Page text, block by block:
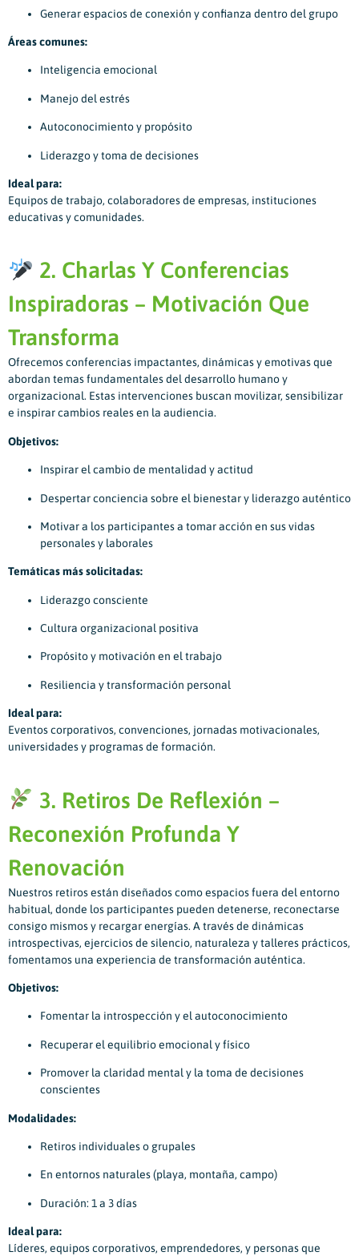
Generar espacios de conexión y confianza dentro del grupo
Áreas comunes:
Inteligencia emocional
Manejo del estrés
Autoconocimiento y propósito
Liderazgo y toma de decisiones
Ideal para:
Equipos de trabajo, colaboradores de empresas, instituciones
educativas y comunidades.
2. Charlas Y Conferencias
Inspiradoras – Motivación Que
Transforma
Ofrecemos conferencias impactantes, dinámicas y emotivas que
abordan temas fundamentales del desarrollo humano y
organizacional. Estas intervenciones buscan movilizar, sensibilizar
e inspirar cambios reales en la audiencia.
Objetivos:
Inspirar el cambio de mentalidad y actitud
Despertar conciencia sobre el bienestar y liderazgo auténtico
Motivar a los participantes a tomar acción en sus vidas
personales y laborales
Temáticas más solicitadas:
Liderazgo consciente
Cultura organizacional positiva
Propósito y motivación en el trabajo
Resiliencia y transformación personal
Ideal para:
Eventos corporativos, convenciones, jornadas motivacionales,
universidades y programas de formación.
3. Retiros De Reflexión –
Reconexión Profunda Y
Renovación
Nuestros retiros están diseñados como espacios fuera del entorno
habitual, donde los participantes pueden detenerse, reconectarse
consigo mismos y recargar energías. A través de dinámicas
introspectivas, ejercicios de silencio, naturaleza y talleres prácticos,
fomentamos una experiencia de transformación auténtica.
Objetivos:
Fomentar la introspección y el autoconocimiento
Recuperar el equilibrio emocional y físico
Promover la claridad mental y la toma de decisiones
conscientes
Modalidades:
Retiros individuales o grupales
En entornos naturales (playa, montaña, campo)
Duración: 1 a 3 días
Ideal para:
Líderes, equipos corporativos, emprendedores, y personas que